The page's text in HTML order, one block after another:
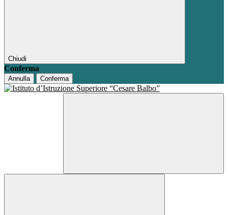
Chiudi
Conferma
Annulla Conferma